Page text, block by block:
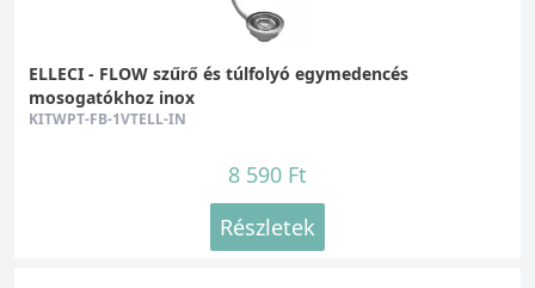
ELLECI - FLOW szűrő és túlfolyó egymedencés
mosogatókhoz inox
KITWPT-FB-1VTELL-IN
8 590 Ft
Részletek